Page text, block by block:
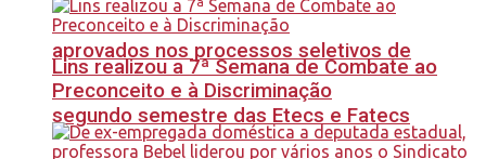
aprovados nos processos seletivos de
segundo semestre das Etecs e Fatecs
Lins realizou a 7ª Semana de Combate ao
Preconceito e à Discriminação